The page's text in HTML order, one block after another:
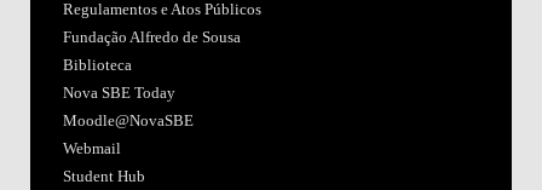
Regulamentos e Atos Públicos
Fundação Alfredo de Sousa
Biblioteca
Nova SBE Today
Moodle@NovaSBE
Webmail
Student Hub